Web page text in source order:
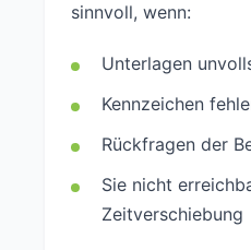
sinnvoll, wenn:
Unterlagen
Kennzeichen
Rückfragen der
Sie nicht
Zeitverschiebung